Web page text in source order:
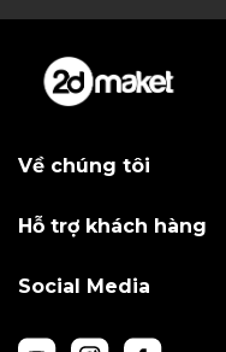
Về chúng tôi
Hỗ trợ khách hàng
Social Media